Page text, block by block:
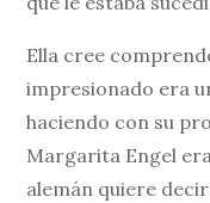
Ella cree
impresionado era
haciendo con su
Margarita Engel
alemán quiere